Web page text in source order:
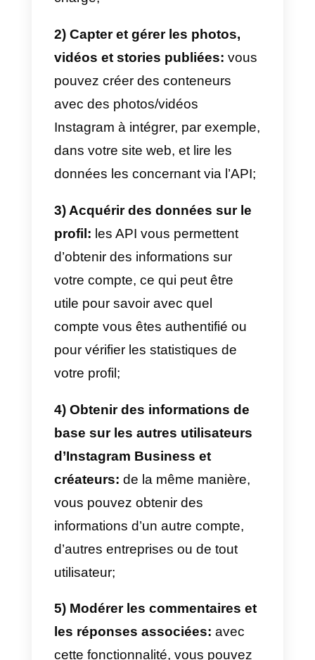
En outre, Instagram a récemment
mis à jour ses nouvellesAPI
Instagram Messenger
aux entreprises de nouveaux
outils pour communiquer avec
leurs utilisateurs de manière plus
En commençant par la première
les API Instagram Graph vous
permettent de:
1) Publier des photos et des
vidéos:
publication de contenu
directement à partir de l’API, ainsi
que vous permettre d’obtenir une
liste des « J’aime » qu’une photo
ou une vidéo a reçus. Les
histoires ne sont pas prises en
charge;
2) Capter et gérer les photos,
vidéos et stories publiées: